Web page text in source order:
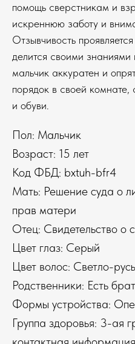
помощь сверстникам и
искреннюю заботу и
Отзывчивость
делится своими
мальчик аккуратен и
порядок в своей комнате,
и обуви.
Пол: Мальчик
Возраст: 15 лет
Код ФБД: bxtuh-bfr4
Мать: Решение суда о
прав матери
Отец: Свидетельство о
Цвет глаз: Серый
Цвет волос: Светло-
Родственники: Есть
Формы устройства:
Группа здоровья: 3-ая